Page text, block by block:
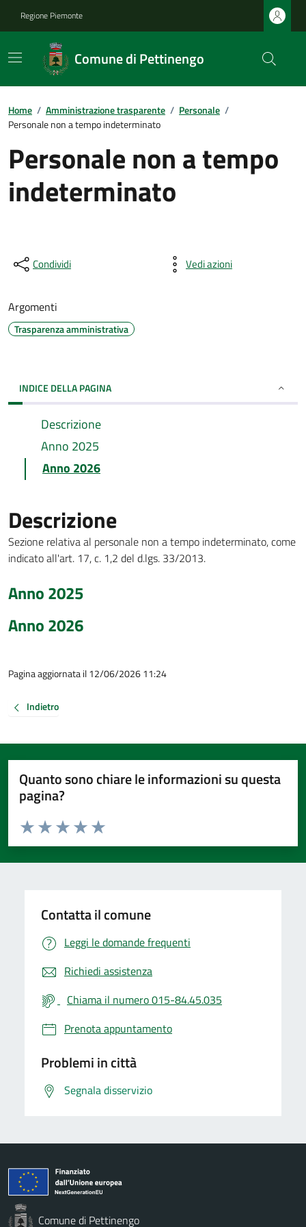
Regione Piemonte
Comune di Pettinengo
Home / Amministrazione trasparente / Personale /
Personale non a tempo indeterminato
Personale non a tempo
indeterminato
Condividi Vedi azioni
Argomenti
Trasparenza amministrativa
INDICE DELLA PAGINA
Descrizione
Anno 2025
Anno 2026
Descrizione
Sezione relativa al personale non a tempo indeterminato, come
indicato all'art. 17, c. 1,2 del d.lgs. 33/2013.
Anno 2025
Anno 2026
Pagina aggiornata il 12/06/2026 11:24
Indietro
Quanto sono chiare le informazioni su questa
pagina?
Valuta da 1 a 5 stelle la pagina
Valuta 5 stelle su 5
Valuta 4 stelle su 5
Valuta 3 stelle su 5
Valuta 2 stelle su 5
Valuta 1 stelle su 5
Contatta il comune
Leggi le domande frequenti
Richiedi assistenza
Chiama il numero 015-84.45.035
Prenota appuntamento
Problemi in città
Segnala disservizio
Comune di Pettinengo